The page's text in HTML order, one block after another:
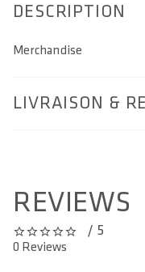
DESCRIPTION
Merchandise
LIVRAISON &
REVIEWS
0 out of 5 stars/ 5
0 Reviews